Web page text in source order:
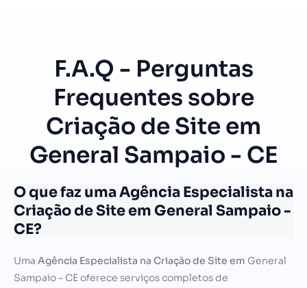
F.A.Q - Perguntas
Frequentes sobre
Criação de Site em
General Sampaio - CE
O que faz uma Agência Especialista na
Criação de Site em General Sampaio -
CE?
Uma Agência Especialista na Criação de Site em General
Sampaio – CE oferece serviços completos de